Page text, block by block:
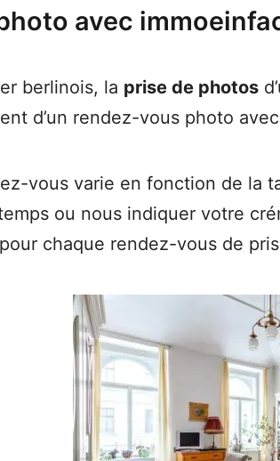
avec
berlinois, la prise de photos
d’un rendez-vous photo
vous varie en fonction de la
ou nous indiquer votre
chaque rendez-vous de